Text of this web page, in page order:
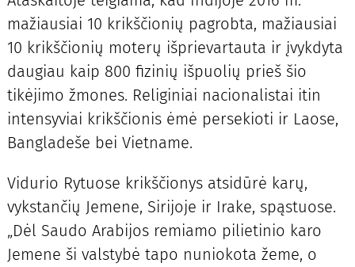
mažiausiai 10 krikščionių pagrobta, mažiausiai
10 krikščionių moterų išprievartauta ir įvykdyta
daugiau kaip 800 fizinių išpuolių prieš šio
tikėjimo žmones. Religiniai nacionalistai itin
intensyviai krikščionis ėmė persekioti ir Laose,
Bangladeše bei Vietname.
Vidurio Rytuose krikščionys atsidūrė karų,
vykstančių Jemene, Sirijoje ir Irake, spąstuose.
„Dėl Saudo Arabijos remiamo pilietinio karo
Jemene ši valstybė tapo nuniokota žeme, o